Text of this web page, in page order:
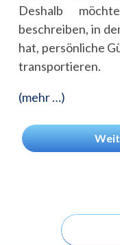
Deshalb
beschreiben, in
hat, persönliche
transportieren.
(mehr …)